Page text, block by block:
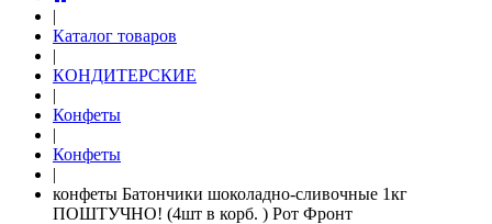
|
Каталог товаров
|
КОНДИТЕРСКИЕ
|
Конфеты
|
Конфеты
|
конфеты Батончики шоколадно-сливочные 1кг
ПОШТУЧНО! (4шт в корб. ) Рот Фронт